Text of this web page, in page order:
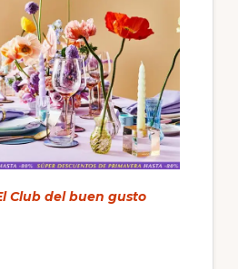
Club del buen gusto